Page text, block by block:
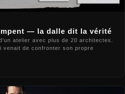
— la dalle dit la vérité
atelier avec plus de 20 architectes.
venait de confronter son propre